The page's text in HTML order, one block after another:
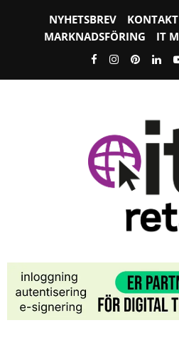
NYHETSBREV KONTAKT
MARKNADSFÖRING
IT